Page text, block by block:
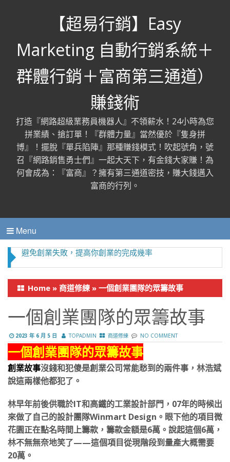
【超易行銷】Easy
Marketing 自動行銷系統＋
群體行銷＋富商第三通道）
賺錢術
打造『網路超級業務員機器人』不領薪水！24小時為您
拼業績、搶訂單！『群體力量』當然優於『隻身拼
博』！擺脫『單兵陷陣』那種賺錢模式！吹起號角，號
召『網路銷售勇士們』一起大天下，有金錢大家賺！為
何會成為：『富商』？擁有第三通道密技，賺大錢邁入
富商的行列。
Menu
避免創業失敗，提高你創業的完成幾率
Home » 商道修練 » 一個創業團隊的眾籌故事
一個創業團隊的眾籌故事
2023 年 6 月 5 日 TOPADMIN 商道修練 NO COMMENT
一個創業團隊的眾籌故事
創業故事沒錢和犯傻是創業公司常能愁到的兩件事，林浩斌
說這兩樣他都犯了。
林早年前後供職於IT和高鐵的工業設計部門，07年的時候出
來做了自己的設計團隊Winmart Design。眼下他的項目微
花園正在點名時間上籌款，籌款金額是6萬。說起這個6萬，
林不無無奈地笑了——這個項目從現階段到量產大概需要
20萬。